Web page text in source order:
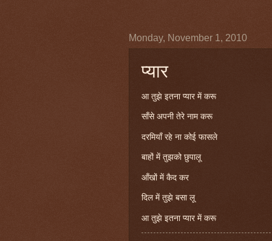
Monday, November 1, 2010
प्यार
आ तुझे इतना प्यार में करू
साँसे अपनी तेरे नाम करू
दरमियाँ रहे ना कोई फासले
बाहों में तुझको छुपालू
आँखों में कैद कर
दिल में तुझे बसा लू
आ तुझे इतना प्यार में करू